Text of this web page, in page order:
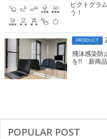
ピクトグラ
う！
PRODUCT
飛沫感染防
を!! 新商品
POPULAR POST